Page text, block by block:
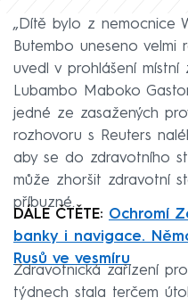
„Dítě bylo z nemocnice
Butembo uneseno velmi
uvedl v prohlášení místní
Lubambo Maboko
jedné ze zasažených
rozhovoru s Reuters
aby se do zdravotního
může zhoršit zdravotní
příbuzné.
DÁLE ČTĚTE: Ochromí
banky i navigace.
Rusů ve vesmíru
Zdravotnická zařízení
týdnech stala terčem